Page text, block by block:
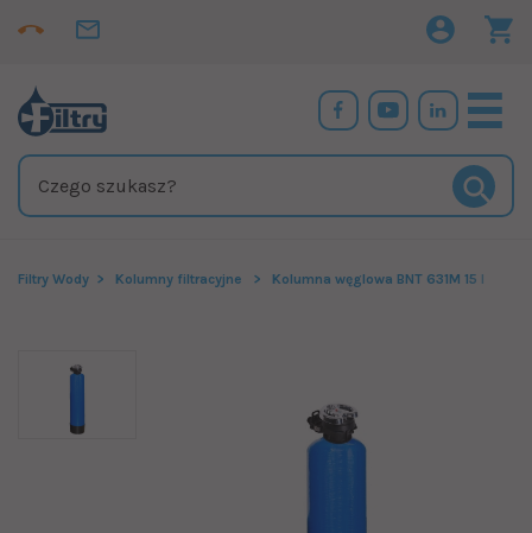
Filtry Wody Kolumny filtracyjne Kolumna węglowa BNT 631M 15 l